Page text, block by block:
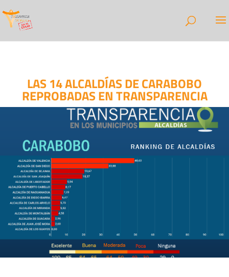
LAS 14 ALCALDÍAS DE CARABOBO
REPROBADAS EN TRANSPARENCIA